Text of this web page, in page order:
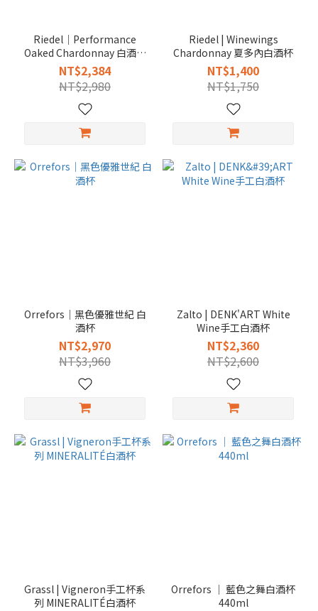
Riedel｜Performance
Oaked Chardonnay 白酒杯
（2入）
NT$2,384
NT$2,980
Riedel | Winewings
Chardonnay 夏多內白酒杯
NT$1,400
NT$1,750
Orrefors｜黑色優雅世紀 白
酒杯
NT$2,970
NT$3,960
Zalto | DENK'ART White
Wine手工白酒杯
NT$2,360
NT$2,600
Grassl | Vigneron手工杯系
列 MINERALITÉ白酒杯
Orrefors │ 藍色之舞白酒杯
440ml